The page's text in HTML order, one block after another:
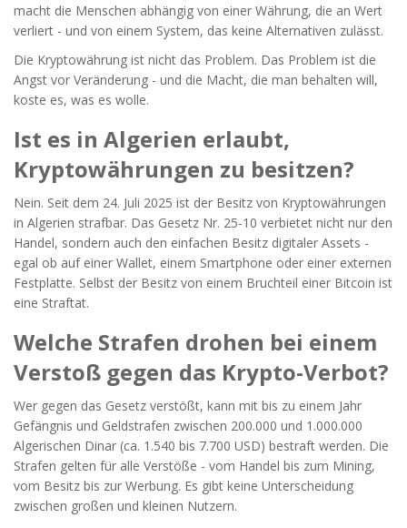
macht die Menschen abhängig von einer Währung, die an Wert
verliert - und von einem System, das keine Alternativen zulässt.
Die Kryptowährung ist nicht das Problem. Das Problem ist die
Angst vor Veränderung - und die Macht, die man behalten will,
koste es, was es wolle.
Ist es in Algerien erlaubt,
Kryptowährungen zu besitzen?
Nein. Seit dem 24. Juli 2025 ist der Besitz von Kryptowährungen
in Algerien strafbar. Das Gesetz Nr. 25-10 verbietet nicht nur den
Handel, sondern auch den einfachen Besitz digitaler Assets -
egal ob auf einer Wallet, einem Smartphone oder einer externen
Festplatte. Selbst der Besitz von einem Bruchteil einer Bitcoin ist
eine Straftat.
Welche Strafen drohen bei einem
Verstoß gegen das Krypto-Verbot?
Wer gegen das Gesetz verstößt, kann mit bis zu einem Jahr
Gefängnis und Geldstrafen zwischen 200.000 und 1.000.000
Algerischen Dinar (ca. 1.540 bis 7.700 USD) bestraft werden. Die
Strafen gelten für alle Verstöße - vom Handel bis zum Mining,
vom Besitz bis zur Werbung. Es gibt keine Unterscheidung
zwischen großen und kleinen Nutzern.